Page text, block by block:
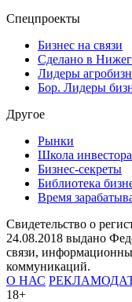
Спецпроекты
Бизнес на связи
Сделано в
Лидеры
Бор. Лидеры
Другое
Рынки
Школа инвестора
Бизнес-секреты
Библиотека
Время
Свидетельство о
24.08.2018 выдано
связи,
коммуникаций.
О НАС
18+